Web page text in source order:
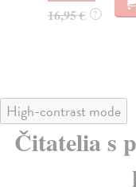
16,95 € ?
High-contrast mode
Čitatelia s